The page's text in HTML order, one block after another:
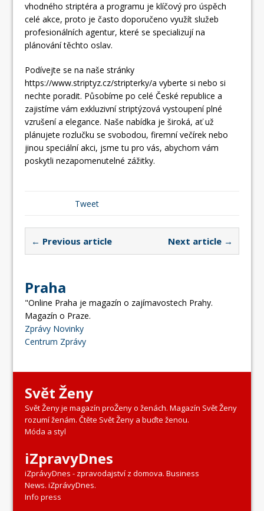
vhodného striptéra a programu je klíčový pro úspěch
celé akce, proto je často doporučeno využít služeb
profesionálních agentur, které se specializují na
plánování těchto oslav.
Podívejte se na naše stránky
https://www.striptyz.cz/stripterky/a vyberte si nebo si
nechte poradit. Působíme po celé České republice a
zajistíme vám exkluzivní striptýzová vystoupení plné
vzrušení a elegance. Naše nabídka je široká, ať už
plánujete rozlučku se svobodou, firemní večírek nebo
jinou speciální akci, jsme tu pro vás, abychom vám
poskytli nezapomenutelné zážitky.
Tweet
← Previous article Next article →
Praha
"Online Praha je magazín o zajímavostech Prahy.
Magazín o Praze.
Zprávy Novinky
Centrum Zprávy
Svět Ženy
Svět Ženy je magazín proŽeny o ženách. Magazín Svět Ženy
rozumí ženám. Čtěte Svět Ženy a buďte ženou.
Móda a styl
iZpravyDnes
iZprávyDnes - zpravodajství z domova. Business
News. iZprávyDnes.
Info press